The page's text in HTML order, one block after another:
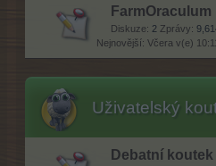
FarmOraculum
Diskuze: 2 Zprávy:
Včera v(e)
Uživatelský
Debatní koutek